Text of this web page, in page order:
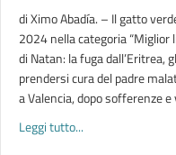
di Ximo Abadía. – Il gatto
2024 nella categoria
di Natan: la fuga dall’Eritrea,
prendersi cura del padre
a Valencia, dopo sofferenze
Leggi tutto...